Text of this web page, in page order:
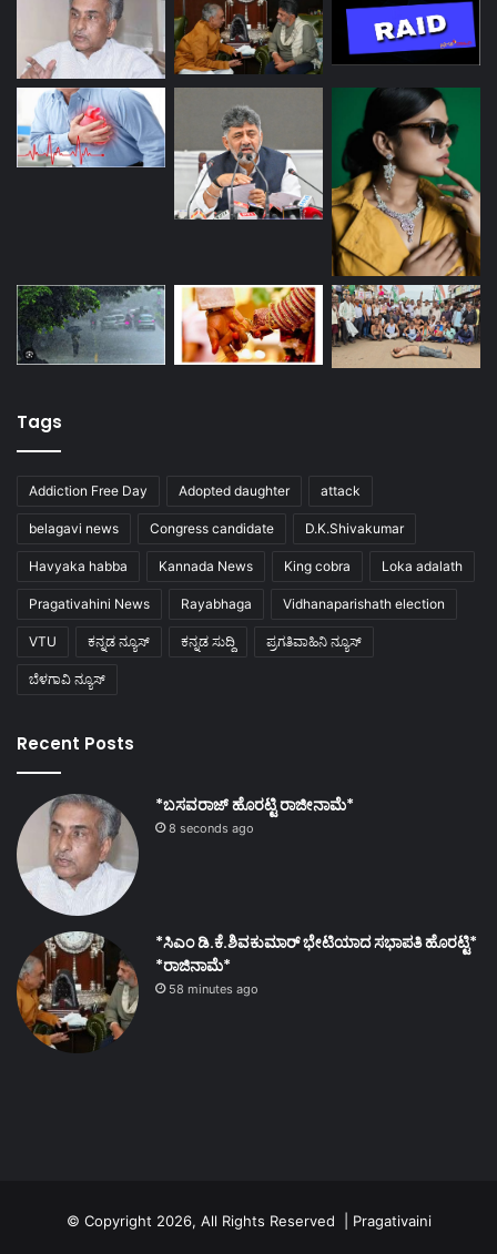
Tags
Addiction Free Day Adopted daughter attack
belagavi news Congress candidate D.K.Shivakumar
Havyaka habba Kannada News King cobra Loka adalath
Pragativahini News Rayabhaga Vidhanaparishath election
VTU ಕನ್ನಡ ನ್ಯೂಸ್ ಕನ್ನಡ ಸುದ್ದಿ ಪ್ರಗತಿವಾಹಿನಿ ನ್ಯೂಸ್
ಬೆಳಗಾವಿ ನ್ಯೂಸ್
Recent Posts
*ಬಸವರಾಜ್ ಹೊರಟ್ಟಿ ರಾಜೀನಾಮೆ*
8 seconds ago
*ಸಿಎಂ ಡಿ.ಕೆ.ಶಿವಕುಮಾರ್ ಭೇಟಿಯಾದ ಸಭಾಪತಿ ಹೊರಟ್ಟಿ*
*ರಾಜಿನಾಮೆ*
58 minutes ago
© Copyright 2026, All Rights Reserved | Pragativaini